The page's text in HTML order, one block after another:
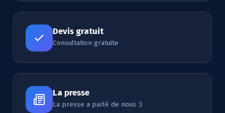
Devis gratuit
Consultation gratuite
La presse
La presse a parlé de nous :)